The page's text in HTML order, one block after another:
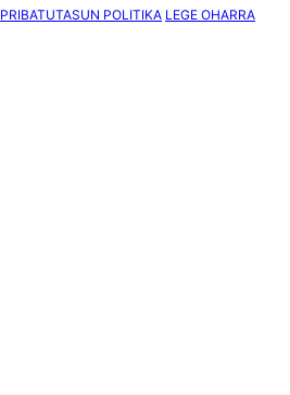
PRIBATUTASUN POLITIKA LEGE OHARRA